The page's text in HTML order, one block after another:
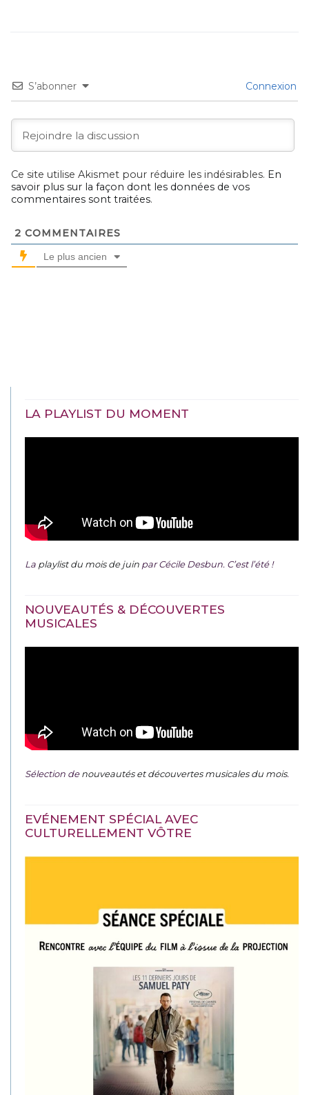
S’abonner Connexion
Ce site utilise Akismet pour réduire les indésirables. En
savoir plus sur la façon dont les données de vos
commentaires sont traitées.
2 COMMENTAIRES
Le plus ancien
LA PLAYLIST DU MOMENT
La playlist du mois de juin par Cécile Desbun. C’est l’été !
NOUVEAUTÉS & DÉCOUVERTES
MUSICALES
Sélection denouveautés et découvertes musicales du mois.
EVÉNEMENT SPÉCIAL AVEC
CULTURELLEMENT VÔTRE